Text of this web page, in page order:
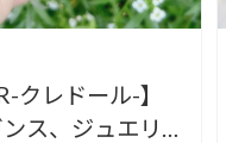
クレドール-】
ス、ジュエリ